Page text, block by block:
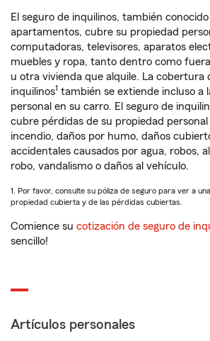
El seguro de inquilinos, también
apartamentos, cubre su propiedad
computadoras, televisores, aparatos
muebles y ropa, tanto dentro como
u otra vivienda que alquile. La cobertura
inquilinos1 también se extiende incluso a
personal en su carro. El seguro de
cubre pérdidas de su propiedad
incendio, daños por humo, daños
accidentales causados por agua, robos,
robo, vandalismo o daños al vehículo.
1. Por favor, consulte su póliza de seguro para ver a
propiedad cubierta y de las pérdidas cubiertas.
Comience su cotización de seguro de
sencillo!
Artículos personales